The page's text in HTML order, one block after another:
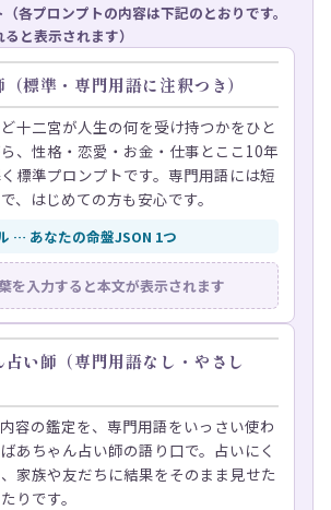
各プロンプトの内容は下記のとおりです。
と表示されます）
標準・専門用語に注釈つき）
十二宮が人生の何を受け持つかをひと
、性格・恋愛・お金・仕事とここ10年
標準プロンプトです。専門用語には短
、はじめての方も安心です。
… あなたの命盤JSON 1つ
を入力すると本文が表示されます
い師（専門用語なし・やさし
容の鑑定を、専門用語をいっさい使わ
あちゃん占い師の語り口で。占いにく
家族や友だちに結果をそのまま見せた
りです。